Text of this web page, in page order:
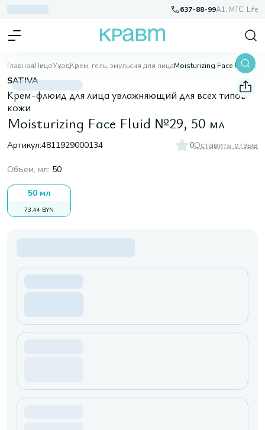
637-88-99A1, МТС, Life
ГлавнаяЛицоУходКрем, гель, эмульсия для лица Moisturizing Face Fluid №29, 50 мл
SATIVA
Крем-флюид для лица увлажняющий для всех типов
кожи
Moisturizing Face Fluid №29, 50 мл
Артикул:4811929000134 0Оставить отзыв
Объем, мл: 50
50 мл
73,44 BYN